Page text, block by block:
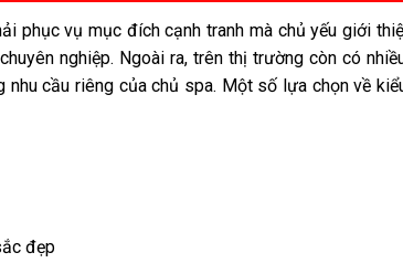
phục vụ mục đích cạnh tranh mà chủ yếu giới
nghiệp. Ngoài ra, trên thị trường còn có
cầu riêng của chủ spa. Một số lựa chọn về
đẹp